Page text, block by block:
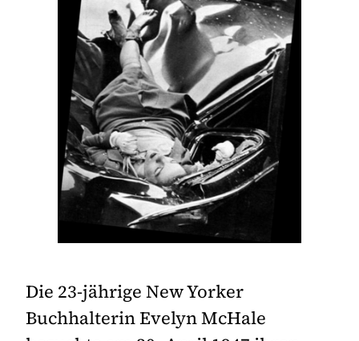
Die 23-jährige New Yorker
Buchhalterin Evelyn McHale